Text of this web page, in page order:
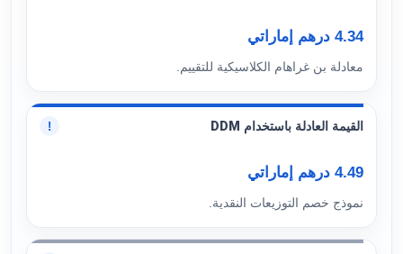
4.34 درهم إماراتي
معادلة بن غراهام الكلاسيكية للتقييم.
القيمة العادلة باستخدام DDM !
4.49 درهم إماراتي
نموذج خصم التوزيعات النقدية.